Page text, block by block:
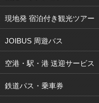
現地発 宿泊付き観光ツアー
JOIBUS 周遊バス
空港・駅・港 送迎サービス
鉄道パス・乗車券